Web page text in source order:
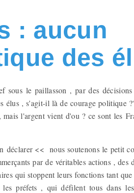
: aucun
des
sous le paillasson , par des
élus , s'agit-il là de courage politique
l'argent vient d'ou ? ce sont les
déclarer << nous soutenons le petit
par de véritables actions , des
qui stoppent leurs fonctions tant
préfets , qui défilent tous dans